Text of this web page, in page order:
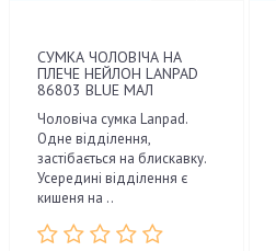
СУМКА ЧОЛОВІЧА НА
ПЛЕЧЕ НЕЙЛОН LANPAD
86803 BLUE МАЛ
Чоловіча сумка Lanpad.
Одне відділення,
застібається на блискавку.
Усередині відділення є
кишеня на ..